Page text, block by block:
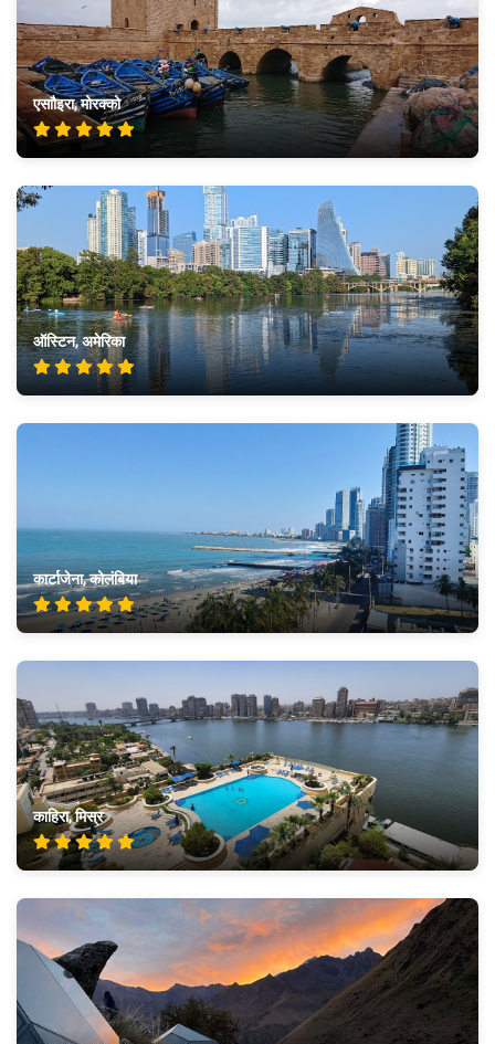
एसाौइरा, मोरक्को
ऑस्टिन, अमेरिका
कार्टाजेना, कोलंबिया
काहिरा, मिस्र